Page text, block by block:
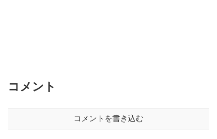
コメント
コメントを書き込む